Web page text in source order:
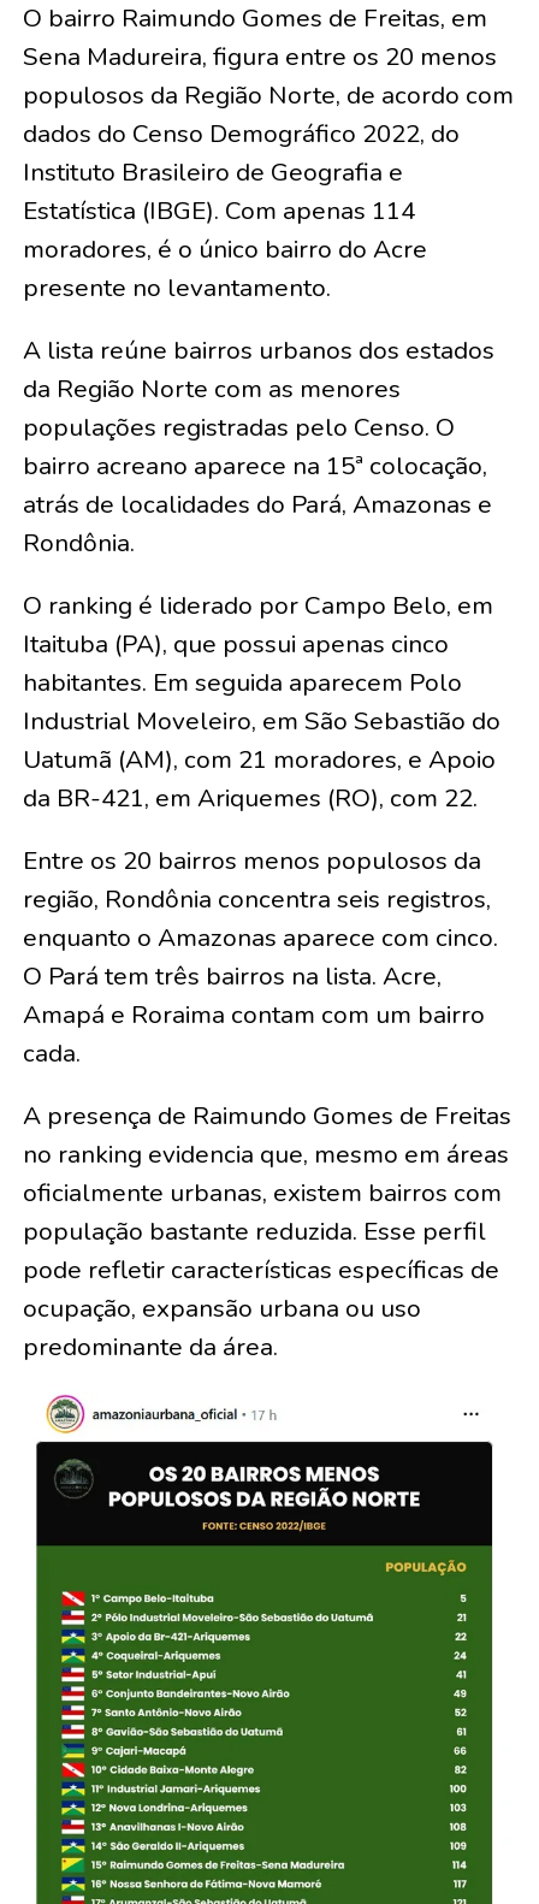
O bairro Raimundo Gomes de Freitas, em
Sena Madureira, figura entre os 20 menos
populosos da Região Norte, de acordo com
dados do Censo Demográfico 2022, do
Instituto Brasileiro de Geografia e
Estatística (IBGE). Com apenas 114
moradores, é o único bairro do Acre
presente no levantamento.
A lista reúne bairros urbanos dos estados
da Região Norte com as menores
populações registradas pelo Censo. O
bairro acreano aparece na 15ª colocação,
atrás de localidades do Pará, Amazonas e
Rondônia.
O ranking é liderado por Campo Belo, em
Itaituba (PA), que possui apenas cinco
habitantes. Em seguida aparecem Polo
Industrial Moveleiro, em São Sebastião do
Uatumã (AM), com 21 moradores, e Apoio
da BR-421, em Ariquemes (RO), com 22.
Entre os 20 bairros menos populosos da
região, Rondônia concentra seis registros,
enquanto o Amazonas aparece com cinco.
O Pará tem três bairros na lista. Acre,
Amapá e Roraima contam com um bairro
cada.
A presença de Raimundo Gomes de Freitas
no ranking evidencia que, mesmo em áreas
oficialmente urbanas, existem bairros com
população bastante reduzida. Esse perfil
pode refletir características específicas de
ocupação, expansão urbana ou uso
predominante da área.